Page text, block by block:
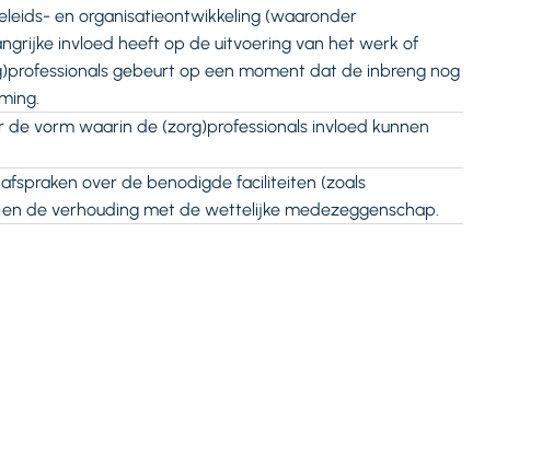
en organisatieontwikkeling (waaronder
invloed heeft op de uitvoering van het werk of
gebeurt op een moment dat de inbreng nog
vorm waarin de (zorg)professionals invloed kunnen
over de benodigde faciliteiten (zoals
de verhouding met de wettelijke medezeggenschap.